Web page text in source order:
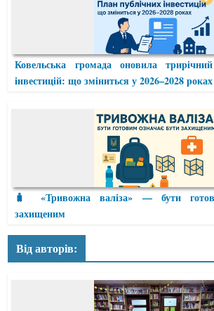
Ковельська громада оновила
інвестицій: що зміниться у 2026–2028 роках
🧳 «Тривожна валіза» — бути
захищеним
Від авторів: